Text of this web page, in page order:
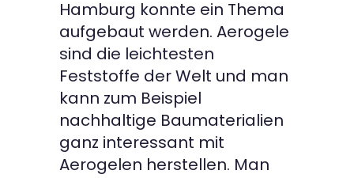
Hamburg konnte ein Thema
aufgebaut werden. Aerogele
sind die leichtesten
Feststoffe der Welt und man
kann zum Beispiel
nachhaltige Baumaterialien
ganz interessant mit
Aerogelen herstellen. Man